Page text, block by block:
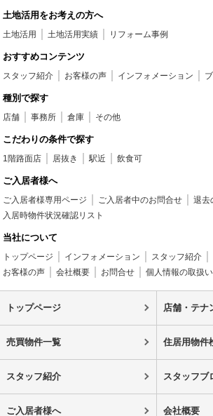
土地活用をお考えの方へ
土地活用 土地活用実績 リフォーム事例
おすすめコンテンツ
スタッフ紹介 お客様の声 インフォメーション
種別で探す
店舗 事務所 倉庫 その他
こだわりの条件で探す
1階路面店 居抜き 駅近 飲食可
ご入居者様へ
ご入居者様専用ページ ご入居者中のお問合せ
退去
入居時物件状況確認リスト
当社について
トップページ インフォメーション スタッフ紹介
お客様の声
会社概要 お問合せ 個人情報の取扱
トップページ 店舗・テナ
売買物件一覧 住居用物件
スタッフ紹介 スタッフブ
ご入居者様へ 会社概要